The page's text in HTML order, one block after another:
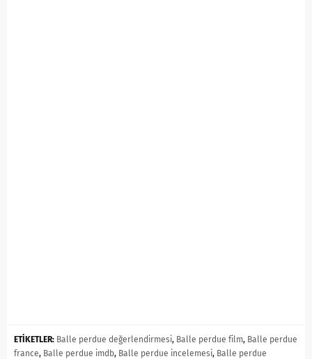
ETİKETLER: Balle perdue değerlendirmesi, Balle perdue film, Balle perdue
france, Balle perdue imdb, Balle perdue incelemesi, Balle perdue